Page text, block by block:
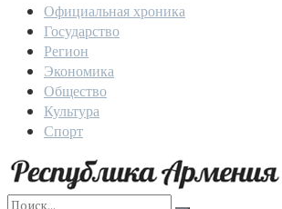
Официальная хроника
Государство
Регион
Экономика
Общество
Культура
Спорт